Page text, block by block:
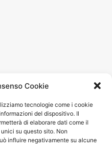
Cookie
tecnologie come i cookie
del dispositivo. Il
di elaborare dati come il
su questo sito. Non
influire negativamente su alcune